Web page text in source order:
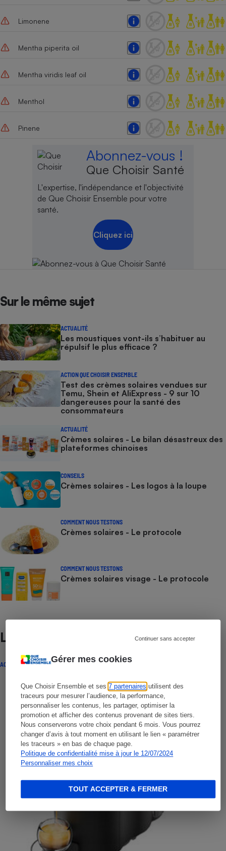
Gérer mes cookies
Que Choisir Ensemble et ses7 partenaires utilisent des
traceurs pour mesurer l’audience, la performance,
personnaliser les contenus, les partager, optimiser la
promotion et afficher des contenus provenant de sites tiers.
Nous conserverons votre choix pendant 6 mois. Vous pourrez
changer d’avis à tout moment en utilisant le lien « paramétrer
les traceurs » en bas de chaque page.
Politique de confidentialité mise à jour le 12/07/2024
Personnaliser mes choix
Continuer sans accepter
TOUT ACCEPTER & FERMER
Limonene
Mentha piperita oil
Mentha viridis leaf oil
Menthol
Pinene
Abonnez-vous !
Que Choisir Santé
L'expertise, l'indépendance et l'objectivité
de Que Choisir Ensemble pour votre
santé.
Cliquez ici
Sur le même sujet
ACTUALITÉ
Les moustiques vont-ils s’habituer au
répulsif le plus efficace ?
ACTION QUE CHOISIR ENSEMBLE
Test des crèmes solaires vendues sur
Temu, Shein et AliExpress - 9 sur 10
dangereuses pour la santé des
consommateurs
ACTUALITÉ
Crèmes solaires - Le bilan désastreux des
plateformes chinoises
CONSEILS
Crèmes solaires - Les logos à la loupe
COMMENT NOUS TESTONS
Crèmes solaires - Le protocole
COMMENT NOUS TESTONS
Crèmes solaires visage - Le protocole
Lire aussi
ACTUALITÉ